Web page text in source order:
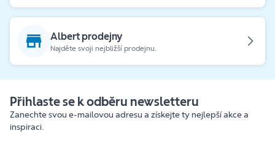
Albert prodejny
Najděte svoji nejbližší prodejnu.
Přihlaste se k odběru newsletteru
Zanechte svou e-mailovou adresu a získejte ty nejlepší akce a
inspiraci.